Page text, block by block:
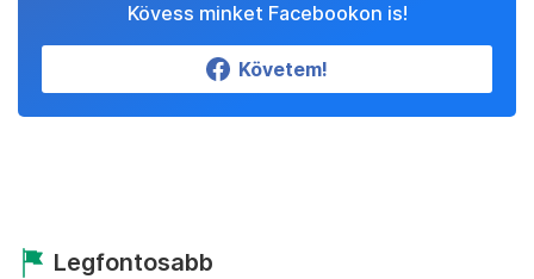
Kövess minket Facebookon is!
Követem!
Legfontosabb